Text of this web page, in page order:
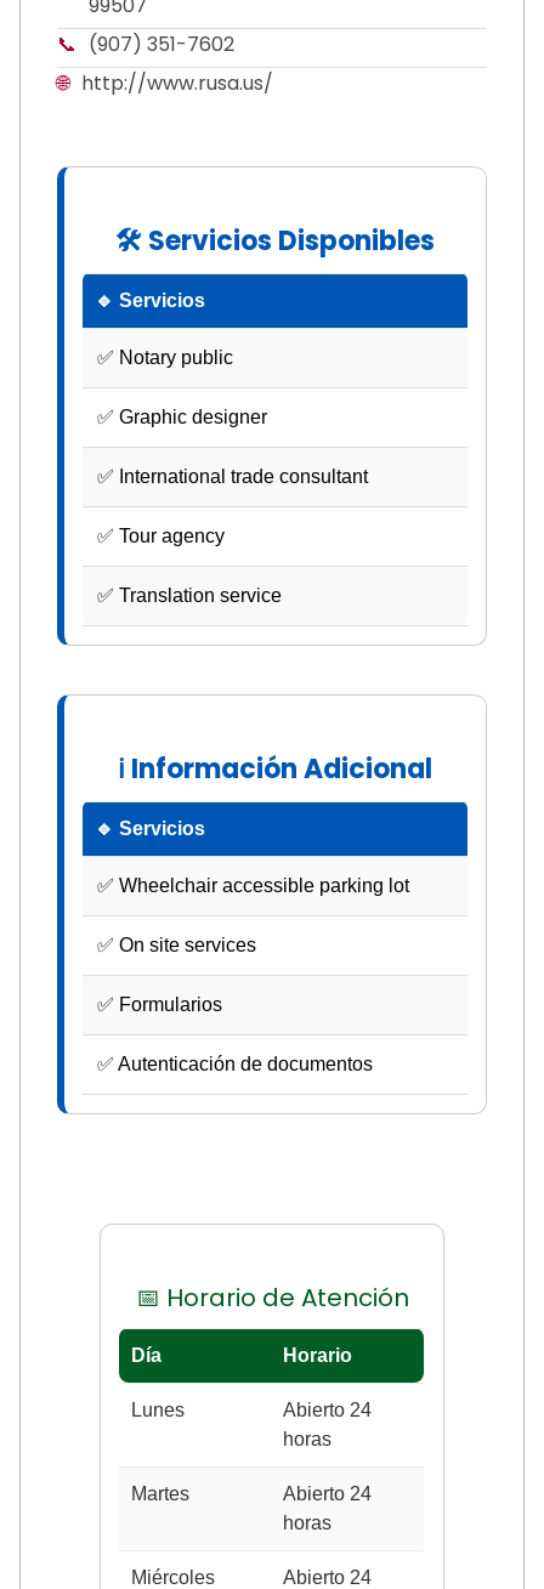
📞 (907) 351-7602
🌐 http://www.rusa.us/
🛠 Servicios Disponibles
🔹 Servicios
✅ Notary public
✅ Graphic designer
✅ International trade consultant
✅ Tour agency
✅ Translation service
ℹ Información Adicional
🔹 Servicios
✅ Wheelchair accessible parking lot
✅ On site services
✅ Formularios
✅ Autenticación de documentos
📅 Horario de Atención
Día Horario
Lunes
Abierto 24
horas
Martes
Abierto 24
horas
Miércoles
Abierto 24